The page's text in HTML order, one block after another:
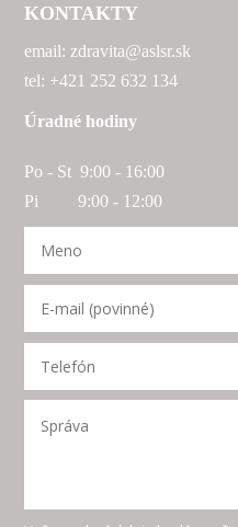
KONTAKTY
email: zdravita@aslsr.sk
tel: +421 252 632 134
Úradné hodiny
Po - St 9:00 - 16:00
Pi 9:00 - 12:00